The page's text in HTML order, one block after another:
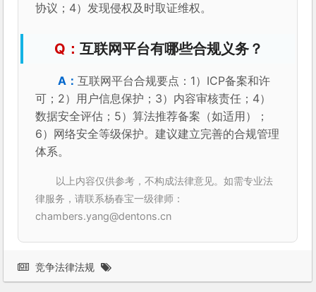
协议；4）发现侵权及时取证维权。
互联网平台有哪些合规义务？
互联网平台合规要点：1）ICP备案和许
可；2）用户信息保护；3）内容审核责任；4）
数据安全评估；5）算法推荐备案（如适用）；
6）网络安全等级保护。建议建立完善的合规管理
体系。
以上内容仅供参考，不构成法律意见。如需专业法
律服务，请联系杨春宝一级律师：
chambers.yang@dentons.cn
竞争法律法规